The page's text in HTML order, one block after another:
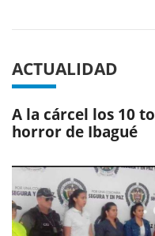
ACTUALIDAD
A la cárcel los 10
horror de Ibagué